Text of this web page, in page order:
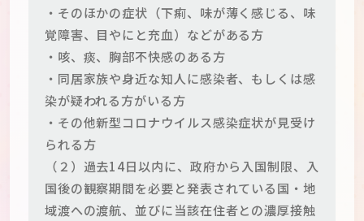
・そのほかの症状（下痢、味が薄く感じる、味
覚障害、目やにと充血）などがある方
・咳、痰、胸部不快感のある方
・同居家族や身近な知人に感染者、もしくは感
染が疑われる方がいる方
・その他新型コロナウイルス感染症状が見受け
られる方
（２）過去14日以内に、政府から入国制限、入
国後の観察期間を必要と発表されている国・地
域渡への渡航、並びに当該在住者との濃厚接触